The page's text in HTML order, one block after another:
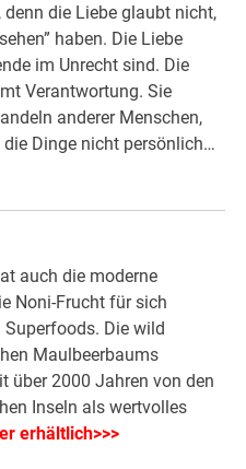
die Liebe glaubt nicht,
haben. Die Liebe
im Unrecht sind. Die
Verantwortung. Sie
anderer Menschen,
Dinge nicht persönlich…
auch die moderne
Noni-Frucht für sich
Die wild
Maulbeerbaums
über 2000 Jahren von den
Inseln als wertvolles
erhältlich>>>